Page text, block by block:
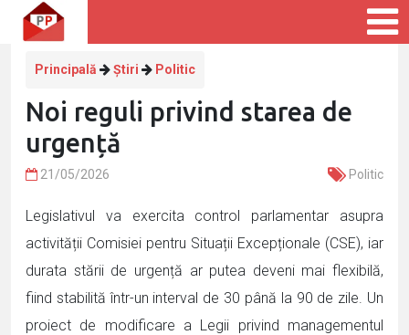
Principală Știri Politic
Noi reguli privind starea de
urgență
21/05/2026 Politic
Legislativul va exercita control parlamentar asupra
activității Comisiei pentru Situații Excepționale (CSE), iar
durata stării de urgență ar putea deveni mai flexibilă,
fiind stabilită într-un interval de 30 până la 90 de zile. Un
proiect de modificare a Legii privind managementul